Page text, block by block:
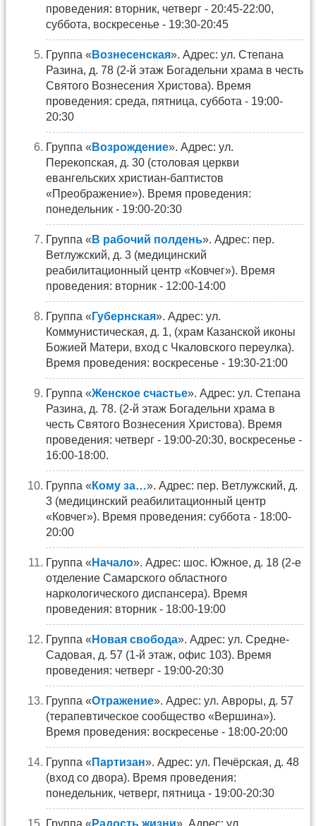
проведения: вторник, четверг - 20:45-22:00,
суббота, воскресенье - 19:30-20:45
Группа « Вознесенская». Адрес: ул. Степана
Разина, д. 78 (2-й этаж Богадельни храма в честь
Святого Вознесения Христова). Время
проведения: среда, пятница, суббота - 19:00-
20:30
Группа « Возрождение». Адрес: ул.
Перекопская, д. 30 (столовая церкви
евангельских христиан-баптистов
«Преображение»). Время проведения:
понедельник - 19:00-20:30
Группа « В рабочий полдень». Адрес: пер.
Ветлужский, д. 3 (медицинский
реабилитационный центр «Ковчег»). Время
проведения: вторник - 12:00-14:00
Группа « Губернская». Адрес: ул.
Коммунистическая, д. 1, (храм Казанской иконы
Божией Матери, вход с Чкаловского переулка).
Время проведения: воскресенье - 19:30-21:00
Группа «Женское счастье». Адрес: ул. Степана
Разина, д. 78. (2-й этаж Богадельни храма в
честь Святого Вознесения Христова). Время
проведения: четверг - 19:00-20:30, воскресенье -
16:00-18:00.
Группа « Кому за…». Адрес: пер. Ветлужский, д.
3 (медицинский реабилитационный центр
«Ковчег»). Время проведения: суббота - 18:00-
20:00
Группа « Начало». Адрес: шос. Южное, д. 18 (2-е
отделение Самарского областного
наркологического диспансера). Время
проведения: вторник - 18:00-19:00
Группа « Новая свобода». Адрес: ул. Средне-
Садовая, д. 57 (1-й этаж, офис 103). Время
проведения: четверг - 19:00-20:30
Группа «Отражение». Адрес: ул. Авроры, д. 57
(терапевтическое сообщество «Вершина»).
Время проведения: воскресенье - 18:00-20:00
Группа « Партизан». Адрес: ул. Печёрская, д. 48
(вход со двора). Время проведения:
понедельник, четверг, пятница - 19:00-20:30
Группа « Радость жизни». Адрес: ул.